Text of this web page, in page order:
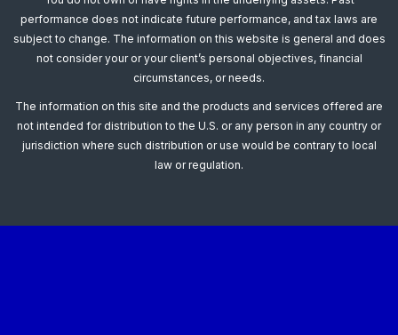
performance does not indicate future performance, and tax laws are
subject to change. The information on this website is general and does
not consider your or your client’s personal objectives, financial
circumstances, or needs.
The information on this site and the products and services offered are
not intended for distribution to the U.S. or any person in any country or
jurisdiction where such distribution or use would be contrary to local
law or regulation.